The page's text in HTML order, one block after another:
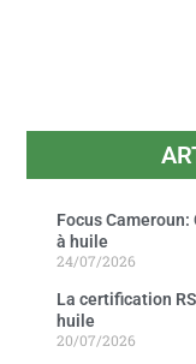
Focus
à huile
24/07/2026
La certification
huile
20/07/2026